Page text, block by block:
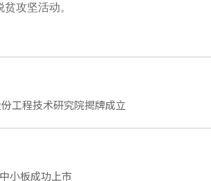
攻坚活动。
工程技术研究院揭牌成立
小板成功上市